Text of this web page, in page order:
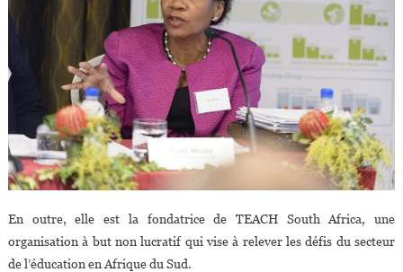
En outre, elle est la fondatrice de TEACH South Africa, une
organisation à but non lucratif qui vise à relever les défis du secteur
de l’éducation en Afrique du Sud.